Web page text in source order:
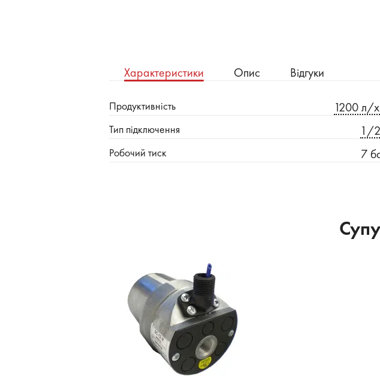
Характеристики Опис Відгуки
Продуктивність 1200 л/
Тип підключення 1/
Робочий тиск 7